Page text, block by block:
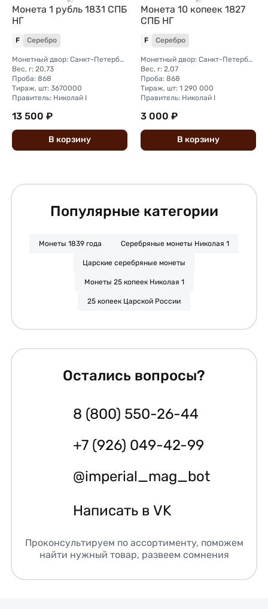
Монета 1 рубль 1831 СПБ
НГ
F Серебро
Монетный двор: Санкт-Петербургский монетный двор
Вес, г: 20,73
Проба: 868
Тираж, шт: 3670000
Правитель: Николай I
13 500 ₽
В корзину
Монета 10 копеек 1827
СПБ НГ
F Серебро
Монетный двор: Санкт-Петербургский монетный двор
Вес, г: 2,07
Проба: 868
Тираж, шт: 1 290 000
Правитель: Николай I
3 000 ₽
В корзину
Популярные категории
Монеты 1839 года Серебряные монеты Николая 1
Царские серебряные монеты
Монеты 25 копеек Николая 1
25 копеек Царской России
Остались вопросы?
8 (800) 550-26-44
+7 (926) 049-42-99
@imperial_mag_bot
Написать в VK
Проконсультируем по ассортименту, поможем
найти нужный товар, развеем сомнения